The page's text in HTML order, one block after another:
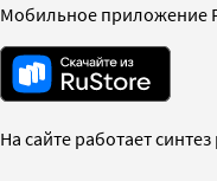
Мобильное приложение
На сайте работает синтез